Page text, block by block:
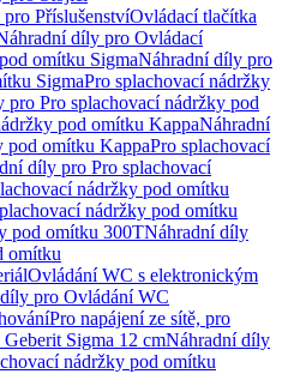
PříslušenstvíOvládací tlačítka
díly pro Ovládací
omítku SigmaNáhradní díly pro
SigmaPro splachovací nádržky
pro Pro splachovací nádržky pod
pod omítku KappaNáhradní
pod omítku KappaPro splachovací
díly pro Pro splachovací
nádržky pod omítku
nádržky pod omítku
pod omítku 300TNáhradní díly
omítku
Ovládání WC s elektronickým
pro Ovládání WC
Pro napájení ze sítě, pro
Sigma 12 cmNáhradní díly
nádržky pod omítku